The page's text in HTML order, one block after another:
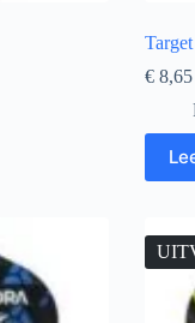
€8,65